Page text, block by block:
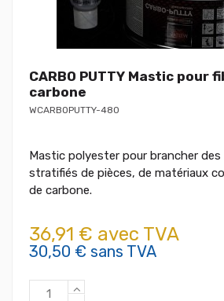
CARBO PUTTY Mastic pour
carbone
WCARBOPUTTY-480
Mastic polyester pour brancher des
stratifiés de pièces, de matériaux
de carbone.
36,91 € avec TVA
30,50 € sans TVA